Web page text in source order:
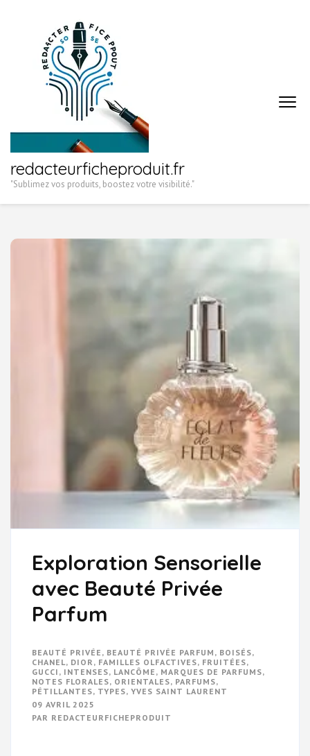
redacteurficheproduit.fr
"Sublimez vos produits, boostez votre visibilité."
Exploration Sensorielle
avec Beauté Privée
Parfum
BEAUTÉ PRIVÉE , BEAUTÉ PRIVÉE PARFUM , BOISÉS,
CHANEL, DIOR , FAMILLES OLFACTIVES, FRUITÉES,
GUCCI , INTENSES, LANCÔME , MARQUES DE PARFUMS,
NOTES FLORALES, ORIENTALES, PARFUMS,
PÉTILLANTES, TYPES, YVES SAINT LAURENT
09 AVRIL 2025
PAR REDACTEURFICHEPRODUIT